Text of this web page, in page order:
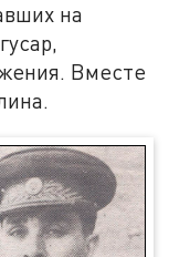
на
Вместе